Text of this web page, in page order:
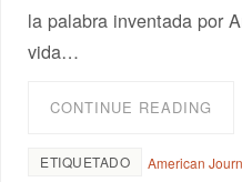
la palabra inventada por
vida…
CONTINUE READING
ETIQUETADO American